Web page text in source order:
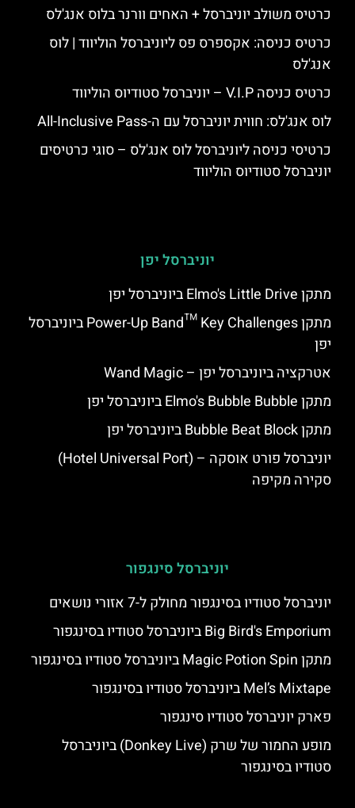
כרטיס משולב יוניברסל + האחים וורנר בלוס אנג'לס
כרטיס כניסה: אקספרס פס ליוניברסל הוליווד | לוס
אנג'לס
כרטיס כניסה V.I.P – יוניברסל סטודיוס הוליווד
לוס אנג'לס: חווית יוניברסל עם ה-All-Inclusive Pass
כרטיסי כניסה ליוניברסל לוס אנג'לס – סוגי כרטיסים
יוניברסל סטודיוס הוליווד
יוניברסל יפן
מתקן Elmo's Little Drive ביוניברסל יפן
מתקן Power-Up Band™ Key Challenges ביוניברסל
יפן
אטרקציה ביוניברסל יפן – Wand Magic
מתקן Elmo's Bubble Bubble ביוניברסל יפן
מתקן Bubble Beat Block ביוניברסל יפן
יוניברסל פורט אוסקה – (Hotel Universal Port)
סקירה מקיפה
יוניברסל סינגפור
יוניברסל סטודיו בסינגפור מחולק ל-7 אזורי נושאים
Big Bird's Emporium ביוניברסל סטודיו בסינגפור
מתקן Magic Potion Spin ביוניברסל סטודיו בסינגפור
Mel’s Mixtape ביוניברסל סטודיו בסינגפור
פארק יוניברסל סטודיו סינגפור
מופע החמור של שרק (Donkey Live) ביוניברסל
סטודיו בסינגפור